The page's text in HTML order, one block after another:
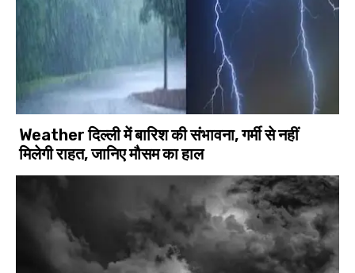
Weather दिल्ली में बारिश की संभावना, गर्मी से नहीं
मिलेगी राहत, जानिए मौसम का हाल